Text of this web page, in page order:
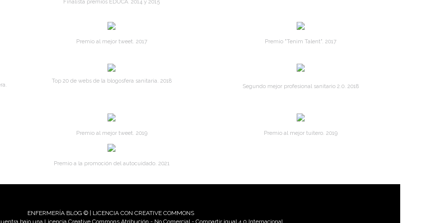
Finalista premios EDUCA. 2014 y 2015
Premio al mejor tweet. 2017 Premio "Tenim Talent". 2017
Top 20 de webs de la blogosfera sanitaria. 2018
Segundo mejor profesional sanitario 2.0. 2018
Premio al mejor tweet. 2019 Premio al mejor tuitero. 2019
Premio a la promoción del autocuidado. 2021
ENFERMERÍA BLOG © | LICENCIA CON CREATIVE COMMONS